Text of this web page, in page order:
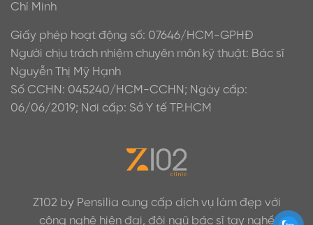
Chí Minh
Giấy phép hoạt động số: 07646/HCM-GPHĐ
Người chịu trách nhiệm chuyên môn kỹ thuật: Bác sĩ
Nguyễn Thị Mỹ Hạnh
Số CCHN: 045240/HCM-CCHN; Ngày cấp:
06/06/2019; Nơi cấp: Sở Y tế TP.HCM
Z102 by Pensilia cung cấp dịch vụ làm đẹp với
công nghệ hiện đại, đội ngũ bác sĩ tay nghề